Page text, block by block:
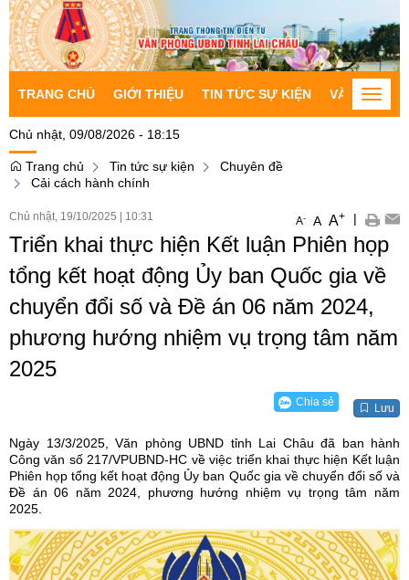
TRANG CHỦ GIỚI THIỆU TIN TỨC SỰ KIỆN VĂN BẢNToggle
Chủ nhật, 09/08/2026 - 18:15
Trang chủ Tin tức sự kiện
Chuyên đề
Cải cách hành chính
Chủ nhật, 19/10/2025 10:31 A- A A+ |
Triển khai thực hiện Kết luận Phiên họp
tổng kết hoạt động Ủy ban Quốc gia về
chuyển đổi số và Đề án 06 năm 2024,
phương hướng nhiệm vụ trọng tâm năm
2025
Chia sẻ Lưu
Ngày 13/3/2025, Văn phòng UBND tỉnh Lai Châu đã ban hành
Công văn số 217/VPUBND-HC về việc triển khai thực hiện Kết luận
Phiên họp tổng kết hoạt động Ủy ban Quốc gia về chuyển đổi số và
Đề án 06 năm 2024, phương hướng nhiệm vụ trọng tâm năm
2025.